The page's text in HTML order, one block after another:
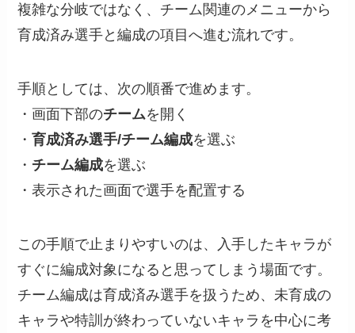
複雑な分岐ではなく、チーム関連のメニューから
育成済み選手と編成の項目へ進む流れです。
手順としては、次の順番で進めます。
・画面下部のチームを開く
・育成済み選手/チーム編成を選ぶ
・ チーム編成を選ぶ
・表示された画面で選手を配置する
この手順で止まりやすいのは、入手したキャラが
すぐに編成対象になると思ってしまう場面です。
チーム編成は育成済み選手を扱うため、未育成の
キャラや特訓が終わっていないキャラを中心に考